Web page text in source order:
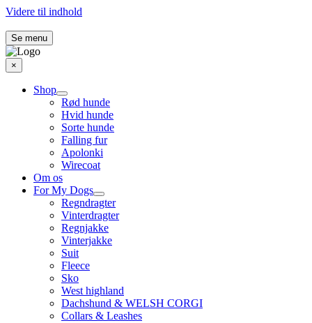
Videre til indhold
Se menu
×
Shop
Rød hunde
Hvid hunde
Sorte hunde
Falling fur
Apolonki
Wirecoat
Om os
For My Dogs
Regndragter
Vinterdragter
Regnjakke
Vinterjakke
Suit
Fleece
Sko
West highland
Dachshund & WELSH CORGI
Collars & Leashes